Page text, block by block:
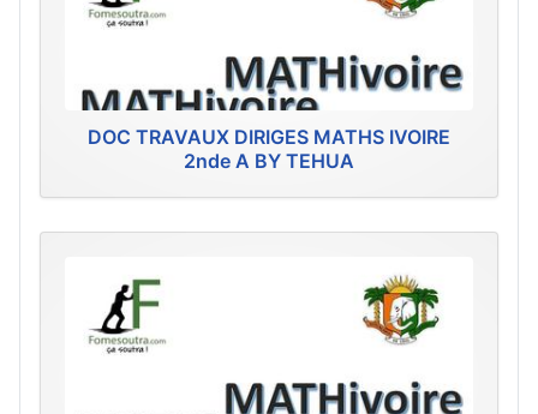
DOC TRAVAUX DIRIGES MATHS IVOIRE
2nde A BY TEHUA